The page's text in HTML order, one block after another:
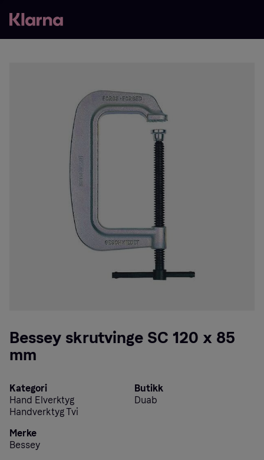
Bessey skrutvinge SC 120 x 85
mm
Kategori
Hand Elverktyg
Handverktyg Tvi
Butikk
Duab
Merke
Bessey